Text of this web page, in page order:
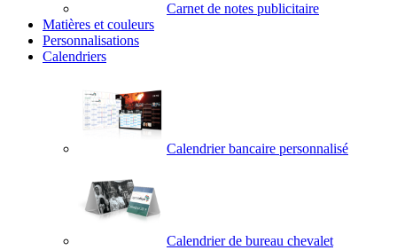
Carnet de notes publicitaire
Matières et couleurs
Personnalisations
Calendriers
Calendrier bancaire personnalisé
Calendrier de bureau chevalet